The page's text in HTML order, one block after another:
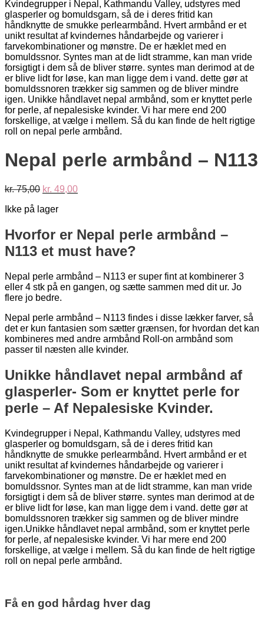
Nepal perle armbånd – N113
kr.75,00 Den
pris
kr. 75,00.
kr. 49,00Den
kr. 49,00.
Ikke på lager
Hvorfor er Nepal perle armbånd –
N113 et must have?
Nepal perle armbånd – N113 er super fint at kombinerer 3
eller 4 stk på en gangen, og sætte sammen med dit ur. Jo
flere jo bedre.
Nepal perle armbånd – N113 findes i disse lækker farver, så
det er kun fantasien som sætter grænsen, for hvordan det kan
kombineres med andre armbånd Roll-on armbånd som
passer til næsten alle kvinder.
Unikke håndlavet nepal armbånd af
glasperler- Som er knyttet perle for
perle – Af Nepalesiske Kvinder.
Kvindegrupper i Nepal, Kathmandu Valley, udstyres med
glasperler og bomuldsgarn, så de i deres fritid kan
håndknytte de smukke perlearmbånd. Hvert armbånd er et
unikt resultat af kvindernes håndarbejde og varierer i
farvekombinationer og mønstre. De er hæklet med en
bomuldssnor. Syntes man at de lidt stramme, kan man vride
forsigtigt i dem så de bliver større. syntes man derimod at de
er blive lidt for løse, kan man ligge dem i vand. dette gør at
bomuldssnoren trækker sig sammen og de bliver mindre
igen.Unikke håndlavet nepal armbånd, som er knyttet perle
for perle, af nepalesiske kvinder. Vi har mere end 200
forskellige, at vælge i mellem. Så du kan finde de helt rigtige
roll on nepal perle armbånd.
Få en god hårdag hver dag